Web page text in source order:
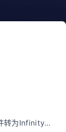
将Chrome插件WeTab的备份文件转为Infinity格式